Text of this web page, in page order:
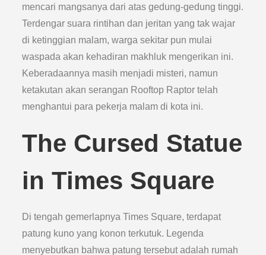
mencari mangsanya dari atas gedung-gedung tinggi.
Terdengar suara rintihan dan jeritan yang tak wajar
di ketinggian malam, warga sekitar pun mulai
waspada akan kehadiran makhluk mengerikan ini.
Keberadaannya masih menjadi misteri, namun
ketakutan akan serangan Rooftop Raptor telah
menghantui para pekerja malam di kota ini.
The Cursed Statue
in Times Square
Di tengah gemerlapnya Times Square, terdapat
patung kuno yang konon terkutuk. Legenda
menyebutkan bahwa patung tersebut adalah rumah